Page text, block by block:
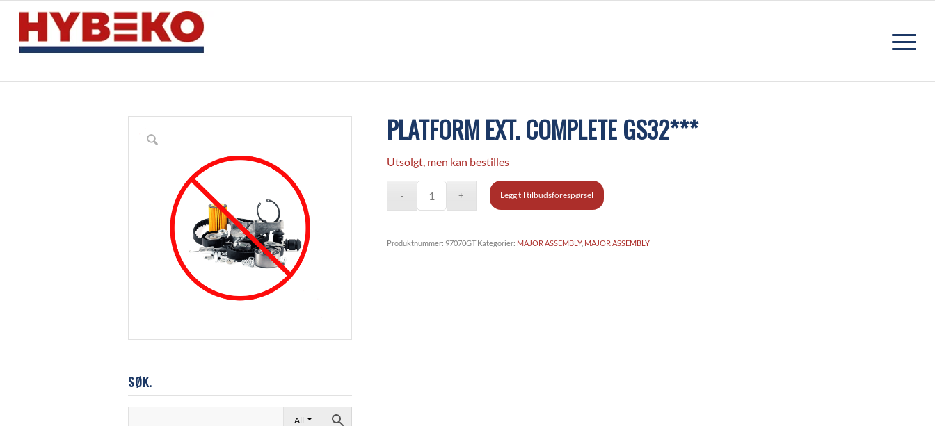
SØK.
All
PLATFORM EXT. COMPLETE GS32***
Utsolgt, men kan bestilles
Legg til tilbudsforespørsel
Produktnummer: 97070GT Kategorier: MAJOR ASSEMBLY, MAJOR ASSEMBLY